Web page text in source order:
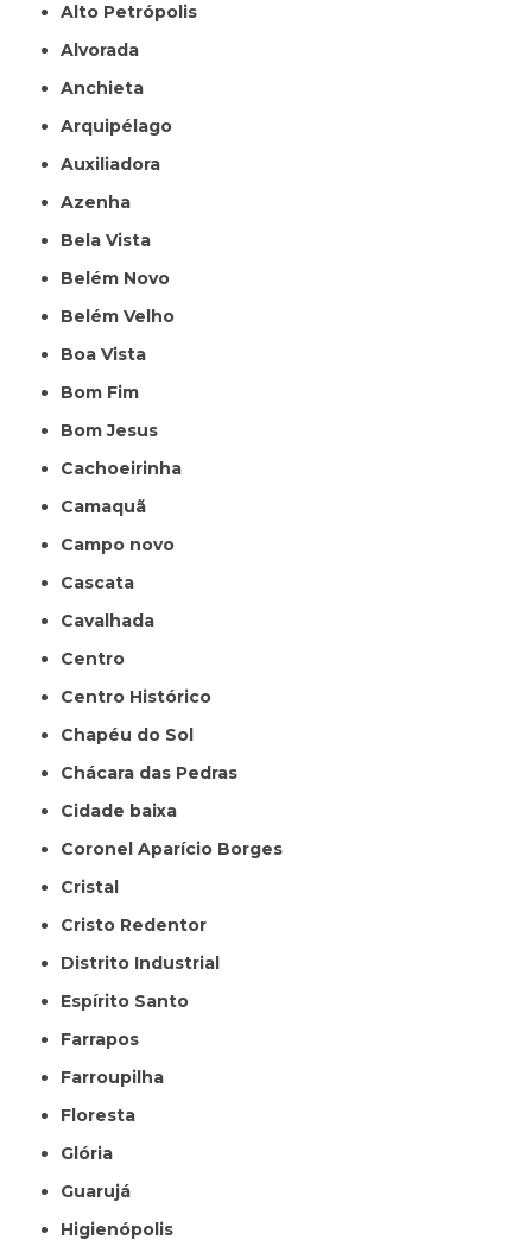
Alto Petrópolis
Alvorada
Anchieta
Arquipélago
Auxiliadora
Azenha
Bela Vista
Belém Novo
Belém Velho
Boa Vista
Bom Fim
Bom Jesus
Cachoeirinha
Camaquã
Campo novo
Cascata
Cavalhada
Centro
Centro Histórico
Chapéu do Sol
Chácara das Pedras
Cidade baixa
Coronel Aparício Borges
Cristal
Cristo Redentor
Distrito Industrial
Espírito Santo
Farrapos
Farroupilha
Floresta
Glória
Guarujá
Higienópolis